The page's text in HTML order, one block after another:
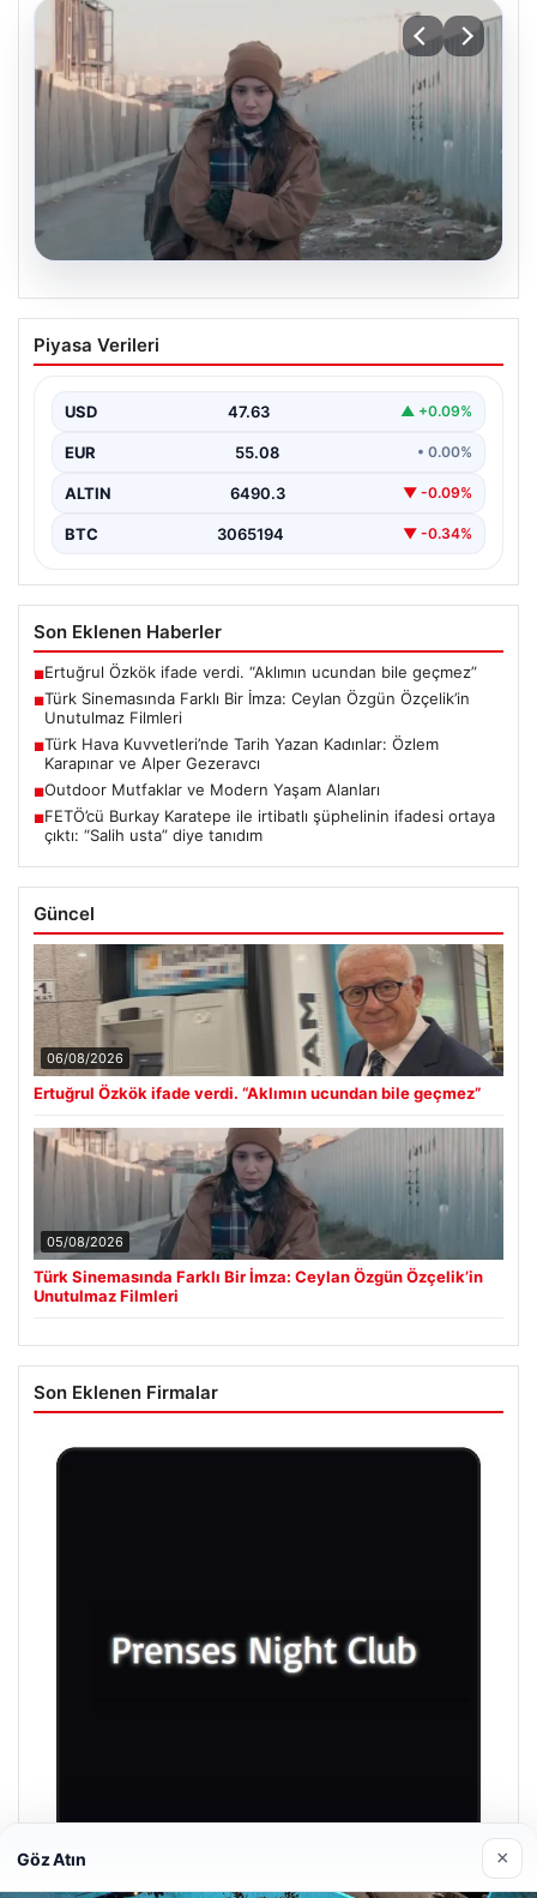
Türk Sinemasında Farklı Bir İmza:
Ceylan Özgün Özçelik’in Unutulmaz
Türk sinemasında kendine özgü ve etkileyici bir anlatım
Piyasa Verileri
USD 47.63 ▲ +0.09%
EUR 55.08 • 0.00%
ALTIN 6490.3 ▼ -0.09%
BTC 3065194 ▼ -0.34%
Son Eklenen Haberler
■Ertuğrul Özkök ifade verdi. “Aklımın ucundan bile geçmez”
■Türk Sinemasında Farklı Bir İmza: Ceylan Özgün Özçelik’in
Unutulmaz Filmleri
■Türk Hava Kuvvetleri’nde Tarih Yazan Kadınlar: Özlem
Karapınar ve Alper Gezeravcı
■Outdoor Mutfaklar ve Modern Yaşam Alanları
■FETÖ’cü Burkay Karatepe ile irtibatlı şüphelinin ifadesi ortaya
çıktı: “Salih usta” diye tanıdım
Güncel
06/08/2026
Ertuğrul Özkök ifade verdi. “Aklımın ucundan bile geçmez”
05/08/2026
Türk Sinemasında Farklı Bir İmza: Ceylan Özgün Özçelik’in
Unutulmaz Filmleri
Son Eklenen Firmalar
Göz Atın ×